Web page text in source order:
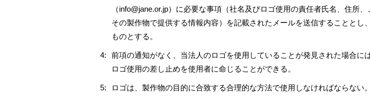
（info@jane.or.jp）に必要な事項（社名及びロゴ使用の責任者氏名、住所
その製作物で提供する情報内容）を記載されたメールを送信することと
ものとする。
4:
前項の通知がなく、当法人のロゴを使用していることが発見された場合に
ロゴ使用の差し止めを使用者に命じることができる。
5: ロゴは、製作物の目的に合致する合理的な方法で使用しなければならない。